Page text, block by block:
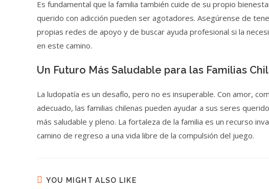
Es fundamental que la familia también cuide de su propio
querido con adicción pueden ser agotadores. Asegúrense de
propias redes de apoyo y de buscar ayuda profesional si la
en este camino.
Un Futuro Más Saludable para las Familias
La ludopatía es un desafío, pero no es insuperable. Con amor,
adecuado, las familias chilenas pueden ayudar a sus seres
más saludable y pleno. La fortaleza de la familia es un recurso
camino de regreso a una vida libre de la compulsión del juego.
YOU MIGHT ALSO LIKE